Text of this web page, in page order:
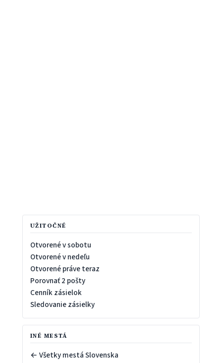
UŽITOČNÉ
Otvorené v sobotu
Otvorené v nedeľu
Otvorené práve teraz
Porovnať 2 pošty
Cenník zásielok
Sledovanie zásielky
INÉ MESTÁ
← Všetky mestá Slovenska